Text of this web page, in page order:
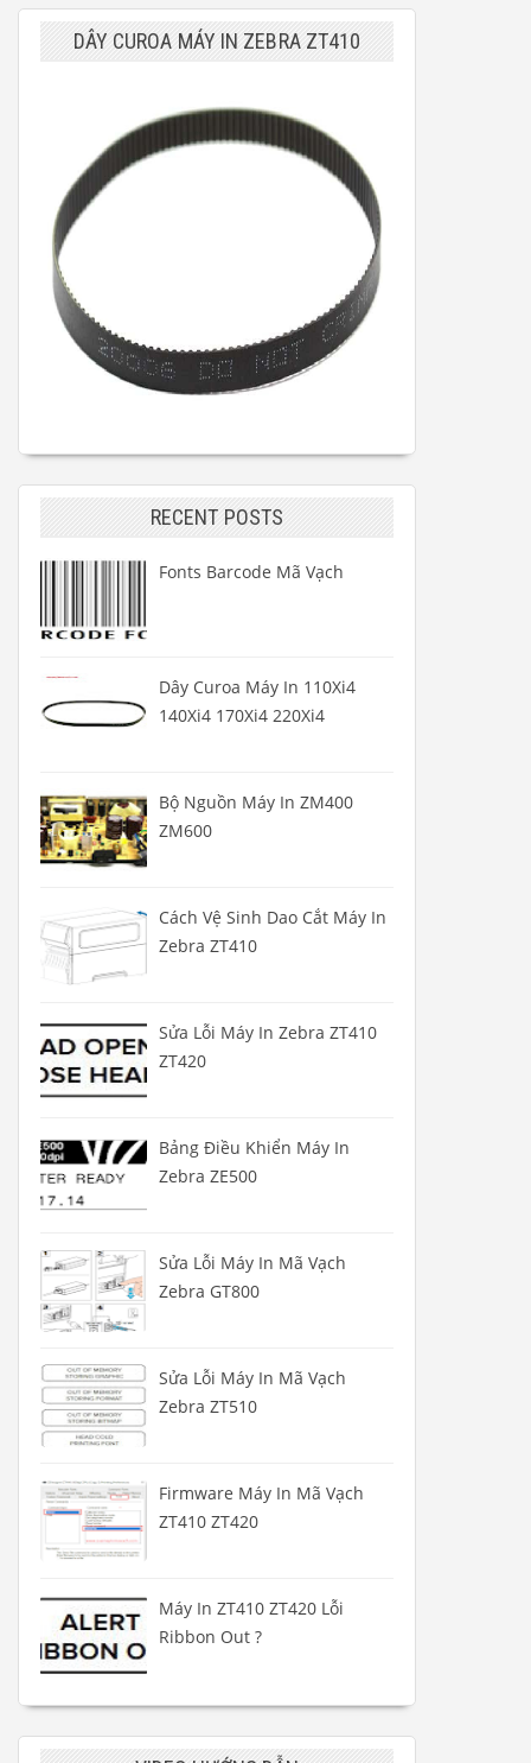
DÂY CUROA MÁY IN ZEBRA ZT410
RECENT POSTS
Fonts Barcode Mã Vạch
Dây Curoa Máy In 110Xi4
140Xi4 170Xi4 220Xi4
Bộ Nguồn Máy In ZM400
ZM600
Cách Vệ Sinh Dao Cắt Máy In
Zebra ZT410
Sửa Lỗi Máy In Zebra ZT410
ZT420
Bảng Điều Khiển Máy In
Zebra ZE500
Sửa Lỗi Máy In Mã Vạch
Zebra GT800
Sửa Lỗi Máy In Mã Vạch
Zebra ZT510
Firmware Máy In Mã Vạch
ZT410 ZT420
Máy In ZT410 ZT420 Lỗi
Ribbon Out ?